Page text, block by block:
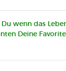
wenn das
Deine